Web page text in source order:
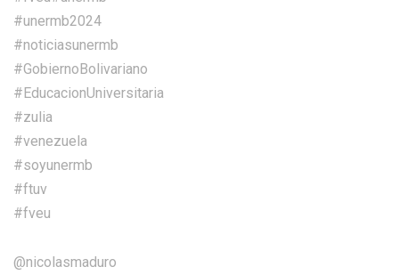
#unermb2024
#noticiasunermb
#GobiernoBolivariano
#EducacionUniversitaria
#zulia
#venezuela
#soyunermb
#ftuv
#fveu
@nicolasmaduro